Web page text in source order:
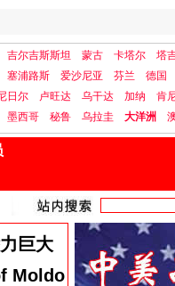
吉尔吉斯斯坦 蒙古 卡塔尔 塔
塞浦路斯 爱沙尼亚 芬兰 德国
日尔 卢旺达 乌干达 加纳 肯
墨西哥 秘鲁 乌拉圭 大洋洲
巨大
Moldo